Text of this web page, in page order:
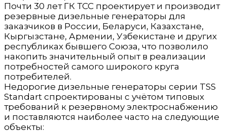
Почти 30 лет ГК ТСС проектирует и производит
резервные дизельные генераторы для
заказчиков в России, Беларуси, Казахстане,
Кыргызстане, Армении, Узбекистане и других
республиках бывшего Союза, что позволило
накопить значительный опыт в реализации
потребностей самого широкого круга
потребителей.
Недорогие дизельные генераторы серии TSS
Standart спроектированы с учётом типовых
требований к резервному электроснабжению
и поставляются наиболее часто на следующие
объекты: